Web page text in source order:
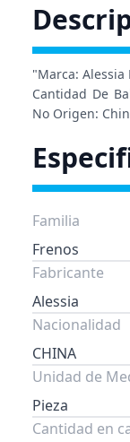
"Marca:
Cantidad De
No Origen:
Familia
Frenos
Fabricante
Alessia
Nacionalidad
CHINA
Unidad de
Pieza
Cantidad en